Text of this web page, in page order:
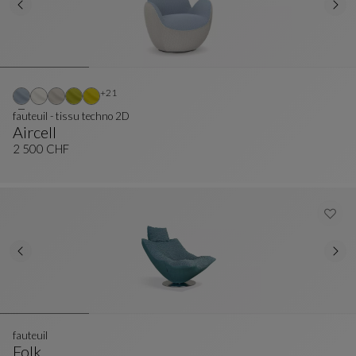
Aircell
Fauteuil - Tissu Techno 2D
Voir La Description Complète
fauteuil - tissu techno 2D
2 500 CHF
+21Autres coloris : 21 couleurs disponibles
Folk
fauteuil